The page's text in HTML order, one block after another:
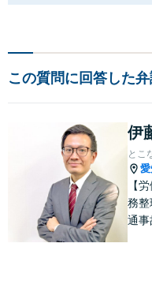
この質問に回答した
伊
とこ
【
務整
通事